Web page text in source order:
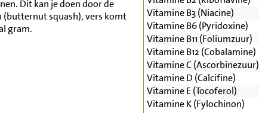
Dit kan je doen door de
(butternut squash), vers komt
gram.
Vitamine B3 (Niacine)
Vitamine B6 (Pyridoxine)
Vitamine B11 (Foliumzuur)
Vitamine B12 (Cobalamine)
Vitamine C (Ascorbinezuur)
Vitamine D (Calcifine)
Vitamine E (Tocoferol)
Vitamine K (Fylochinon)